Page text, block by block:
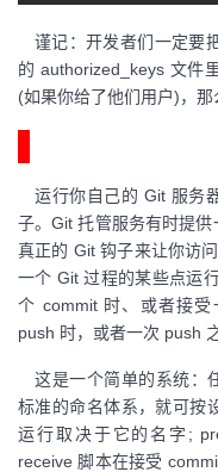
谨记：开发者们一定要
的 authorized_keys 文件
(如果你给了他们用户)，那
运行你自己的 Git 服务
子。Git 托管服务有时提
真正的 Git 钩子来让你访
一个 Git 过程的某些点运
个 commit 时、或者接
push 时，或者一次 push
这是一个简单的系统：
标准的命名体系，就可按
运行取决于它的名字;
receive 脚本在接受